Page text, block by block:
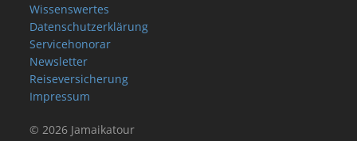
Wissenswertes
Datenschutzerklärung
Servicehonorar
Newsletter
Reiseversicherung
Impressum
© 2026 Jamaikatour